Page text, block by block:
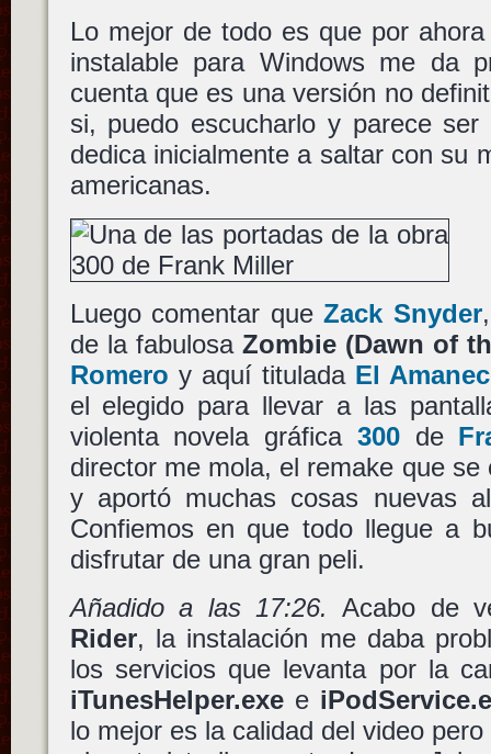
Lo mejor de todo es que por
instalable para Windows me da
cuenta que es una versión no
si, puedo escucharlo y parece
dedica inicialmente a saltar con su
americanas.
Luego comentar queZack Snyder
de la fabulosa Zombie (Dawn of
Romero y aquí titulada El
el elegido para llevar a las
violenta novela gráfica 300de
director me mola, el remake que
y aportó muchas cosas nuevas
Confiemos en que todo llegue a
disfrutar de una gran peli.
Añadido a las 17:26. Acabo de
Rider, la instalación me daba
los servicios que levanta por la
iTunesHelper.exee
lo mejor es la calidad del video